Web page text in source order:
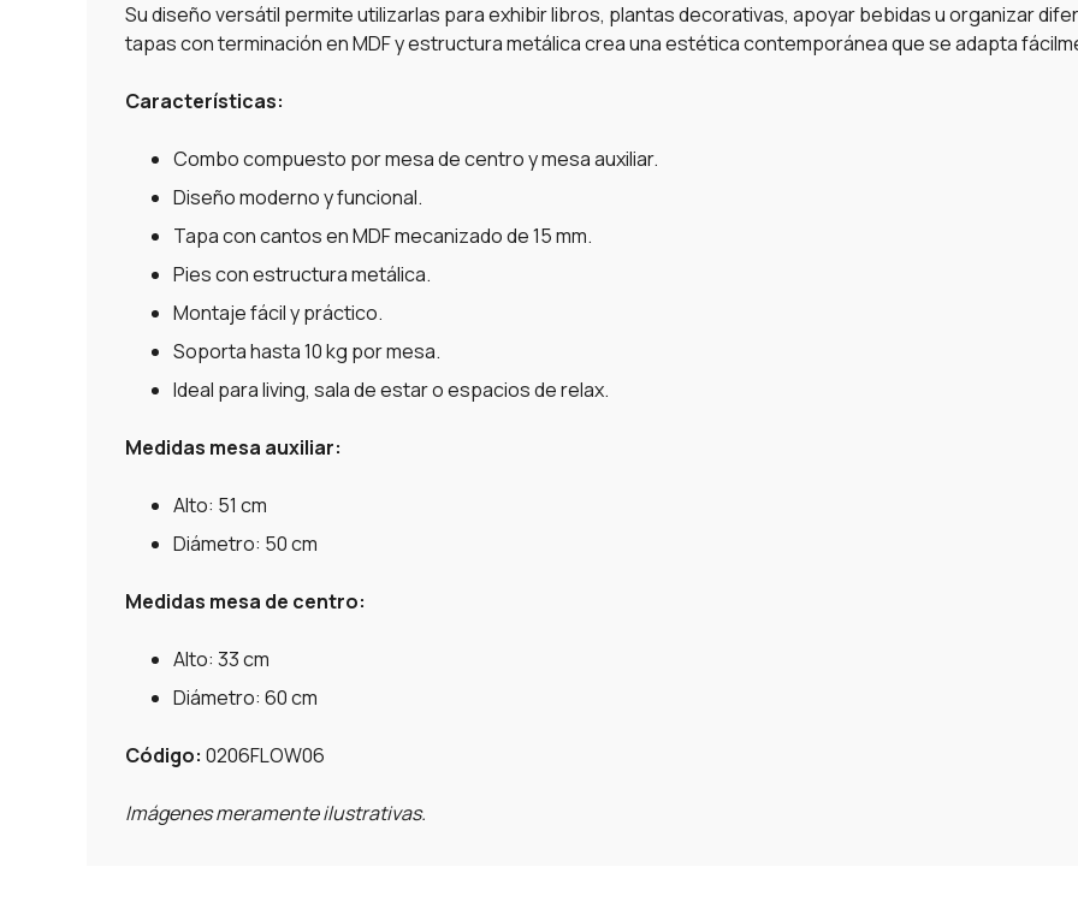
Su diseño versátil permite utilizarlas para exhibir libros, plantas decorativas, apoyar bebidas u organizar
tapas con terminación en MDF y estructura metálica crea una estética contemporánea que se adapta
Características:
Combo compuesto por mesa de centro y mesa auxiliar.
Diseño moderno y funcional.
Tapa con cantos en MDF mecanizado de 15 mm.
Pies con estructura metálica.
Montaje fácil y práctico.
Soporta hasta 10 kg por mesa.
Ideal para living, sala de estar o espacios de relax.
Medidas mesa auxiliar:
Alto: 51 cm
Diámetro: 50 cm
Medidas mesa de centro:
Alto: 33 cm
Diámetro: 60 cm
Código: 0206FLOW06
Imágenes meramente ilustrativas.